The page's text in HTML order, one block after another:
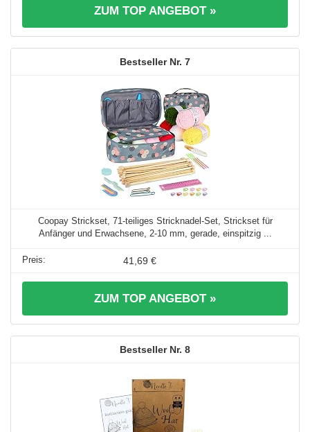
ZUM TOP ANGEBOT »
7
Coopay Strickset, 71-teiliges Stricknadel-Set, Strickset für
Anfänger und Erwachsene, 2-10 mm, gerade, einspitzig ...
41,69 €
ZUM TOP ANGEBOT »
8